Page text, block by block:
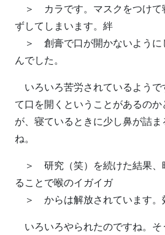
＞ カラです。マスクをつけて
ずしてしまいます。絆
＞ 創膏で口が開かないように
んでした。
いろいろ苦労されているようで
て口を開くということがあるの
が、寝ているときに少し鼻が詰
ね。
＞ 研究（笑）を続けた結果、
ることで喉のイガイガ
＞ からは解放されています。
いろいろやられたのですね。